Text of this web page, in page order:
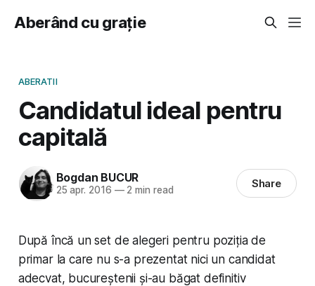
Aberând cu grație
ABERATII
Candidatul ideal pentru
capitală
Bogdan BUCUR
25 apr. 2016 —2 min read Share
După încă un set de alegeri pentru poziția de
primar la care nu s-a prezentat nici un candidat
adecvat, bucureștenii și-au băgat definitiv